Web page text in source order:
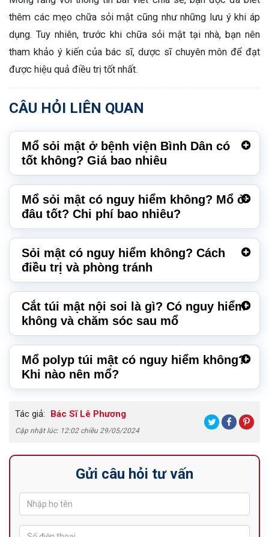
thêm các mẹo chữa sỏi mật cũng như những lưu ý khi áp
dụng. Tuy nhiên, trước khi chữa sỏi mật tại nhà, bạn nên
tham khảo ý kiến của bác sĩ, dược sĩ chuyên môn để đạt
được hiệu quả điều trị tốt nhất.
CÂU HỎI LIÊN QUAN
Mổ sỏi mật ở bệnh viện Bình Dân có
tốt không? Giá bao nhiêu
Mổ sỏi mật có nguy hiểm không? Mổ ở
đâu tốt? Chi phí bao nhiêu?
Sỏi mật có nguy hiểm không? Cách
điều trị và phòng tránh
Cắt túi mật nội soi là gì? Có nguy hiểm
không và chăm sóc sau mổ
Mổ polyp túi mật có nguy hiểm không?
Khi nào nên mổ?
Tác giả: Bác Sĩ Lê Phương
Cập nhật lúc: 12:02 chiều 29/05/2024
Gửi câu hỏi tư vấn